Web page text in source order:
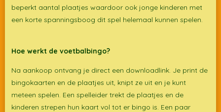
beperkt aantal plaatjes waardoor ook jonge kinderen met
een korte spanningsboog dit spel helemaal kunnen spelen.
Hoe werkt de voetbalbingo?
Na aankoop ontvang je direct een downloadlink. Je print de
bingokaarten en de plaatjes uit, knipt ze uit en je kunt
meteen spelen. Een spelleider trekt de plaatjes en de
kinderen strepen hun kaart vol tot er bingo is. Een paar